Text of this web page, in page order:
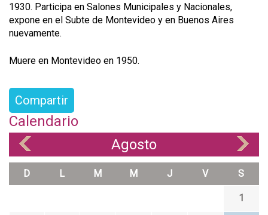
1930. Participa en Salones Municipales y Nacionales,
expone en el Subte de Montevideo y en Buenos Aires
nuevamente.
Muere en Montevideo en 1950.
Compartir
Calendario
Agosto
D L M M J V S
1